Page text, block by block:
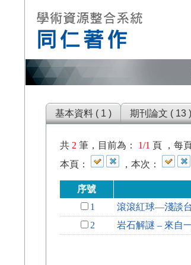
基本資料 ( 1 ) 期刊論文 ( 13 )
共 2 筆，目前為： 1/1 頁 ，每
本頁：
，本次：
序號
1
滾滾紅球―淺談
2
岩石解謎 – 來自